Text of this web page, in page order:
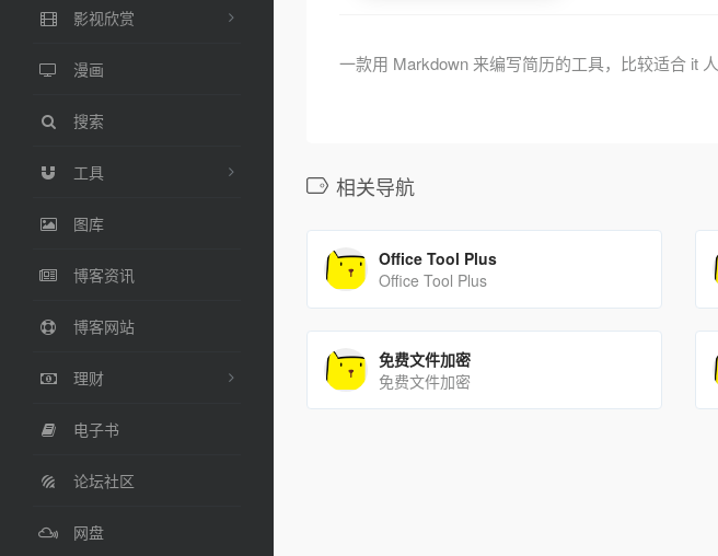
影视欣赏
漫画
搜索
工具
图库
博客资讯
博客网站
理财
电子书
论坛社区
网盘
一款用 Markdown 来编写简历的工具，比较适合 it
相关导航
Office Tool Plus
Office Tool Plus
免费文件加密
免费文件加密